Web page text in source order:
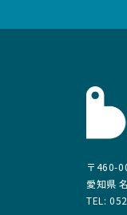
〒460-
愛知県
TEL: